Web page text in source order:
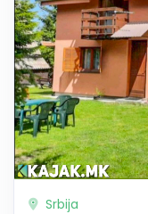
Srbija